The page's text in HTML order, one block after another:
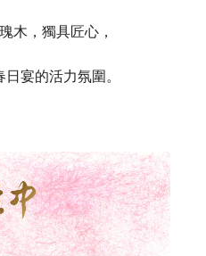
木，獨具匠心，
宴的活力氛圍。